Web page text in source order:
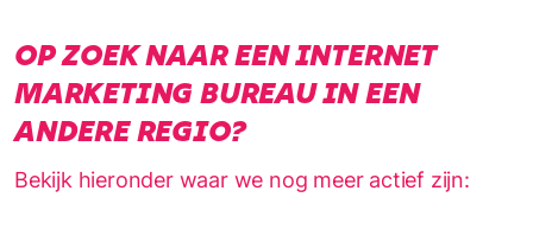
OP ZOEK NAAR EEN INTERNET
MARKETING BUREAU IN EEN
ANDERE REGIO?
Bekijk hieronder waar we nog meer actief zijn: